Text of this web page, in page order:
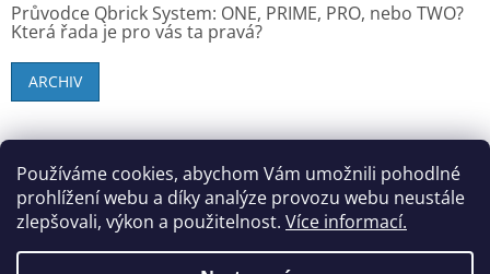
Používáme cookies, abychom Vám umožnili pohodlné
prohlížení webu a díky analýze provozu webu neustále
zlepšovali, výkon a použitelnost. Více informací.
Průvodce Qbrick System: ONE, PRIME, PRO, nebo TWO?
Která řada je pro vás ta pravá?
ARCHIV